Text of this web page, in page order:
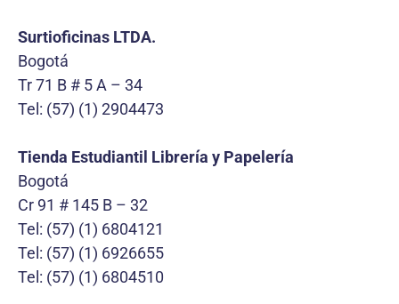
Surtioficinas LTDA.
Bogotá
Tr 71 B # 5 A – 34
Tel: (57) (1) 2904473
Tienda Estudiantil Librería y Papelería
Bogotá
Cr 91 # 145 B – 32
Tel: (57) (1) 6804121
Tel: (57) (1) 6926655
Tel: (57) (1) 6804510